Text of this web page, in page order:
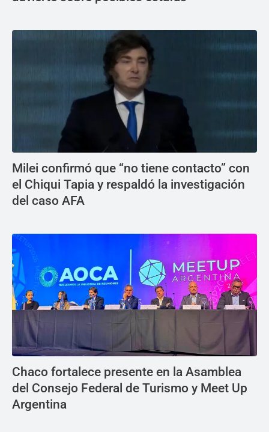
Milei confirmó que “no tiene contacto” con
el Chiqui Tapia y respaldó la investigación
del caso AFA
Chaco fortalece presente en la Asamblea
del Consejo Federal de Turismo y Meet Up
Argentina